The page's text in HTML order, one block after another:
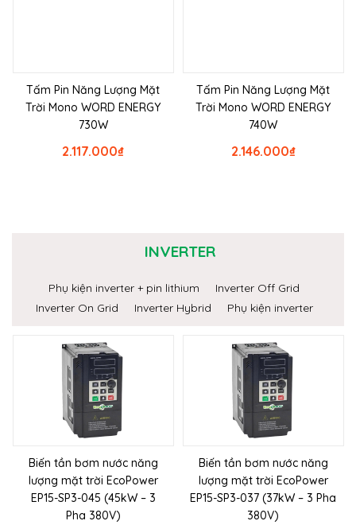
Tấm Pin Năng Lượng Mặt
Trời Mono WORD ENERGY
730W
₫
2.117.000
Tấm Pin Năng Lượng Mặt
Trời Mono WORD ENERGY
740W
₫
2.146.000
INVERTER
Phụ kiện inverter + pin lithium
Inverter Off Grid
Inverter On Grid
Inverter Hybrid Phụ kiện inverter
Biến tần bơm nước năng
lượng mặt trời EcoPower
EP15-SP3-045 (45kW – 3
Pha 380V)
Biến tần bơm nước năng
lượng mặt trời EcoPower
EP15-SP3-037 (37kW – 3 Pha
380V)